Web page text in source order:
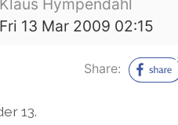
Klaus Hympendahl
Fri 13 Mar 2009 02:15
Share:
13.